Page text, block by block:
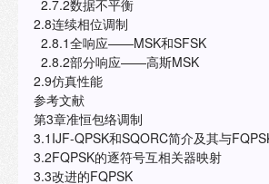
2.7.2数据不平衡
2.8连续相位调制
2.8.1全响应——MSK和SFSK
2.8.2部分响应——高斯MSK
2.9仿真性能
参考文献
第3章准恒包络调制
3.1IJF-QPSK和SQORC简介及其与
3.2FQPSK的逐符号互相关器映射
3.3改进的FQPSK